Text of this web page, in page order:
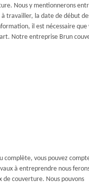
Nous y mentionnerons
travailler, la date de début
il est nécessaire que
Notre entreprise Brun
complète, vous pouvez
à entreprendre nous
couverture. Nous pouvons